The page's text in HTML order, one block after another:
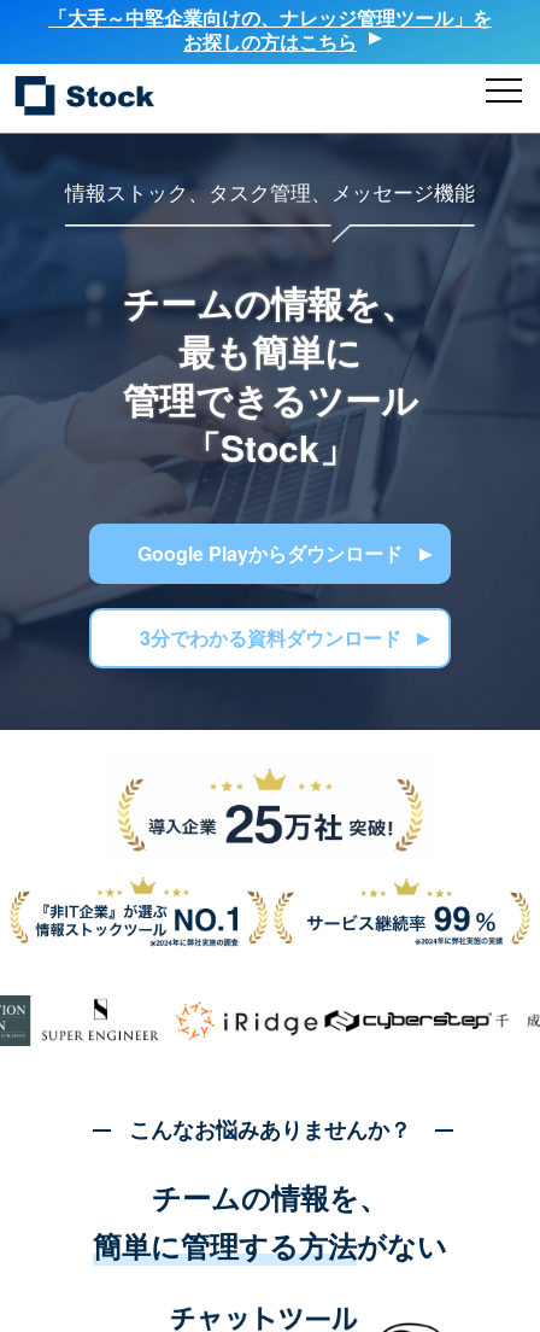
「大手～中堅企業向けの、ナレッジ管理ツール」を
お探しの方はこちら
情報ストック、タスク管理、メッセージ機能
チームの情報を、
最も簡単に
管理できるツール
「Stock」
Google Playからダウンロード
3分でわかる資料ダウンロード
こんなお悩みありませんか？
チームの情報を、
簡単に管理する方法がない